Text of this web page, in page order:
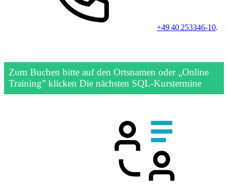
+49 40 253346-10.
Zum Buchen bitte auf den Ortsnamen oder „Online
Training” klickenDie nächsten SQL-Kurstermine